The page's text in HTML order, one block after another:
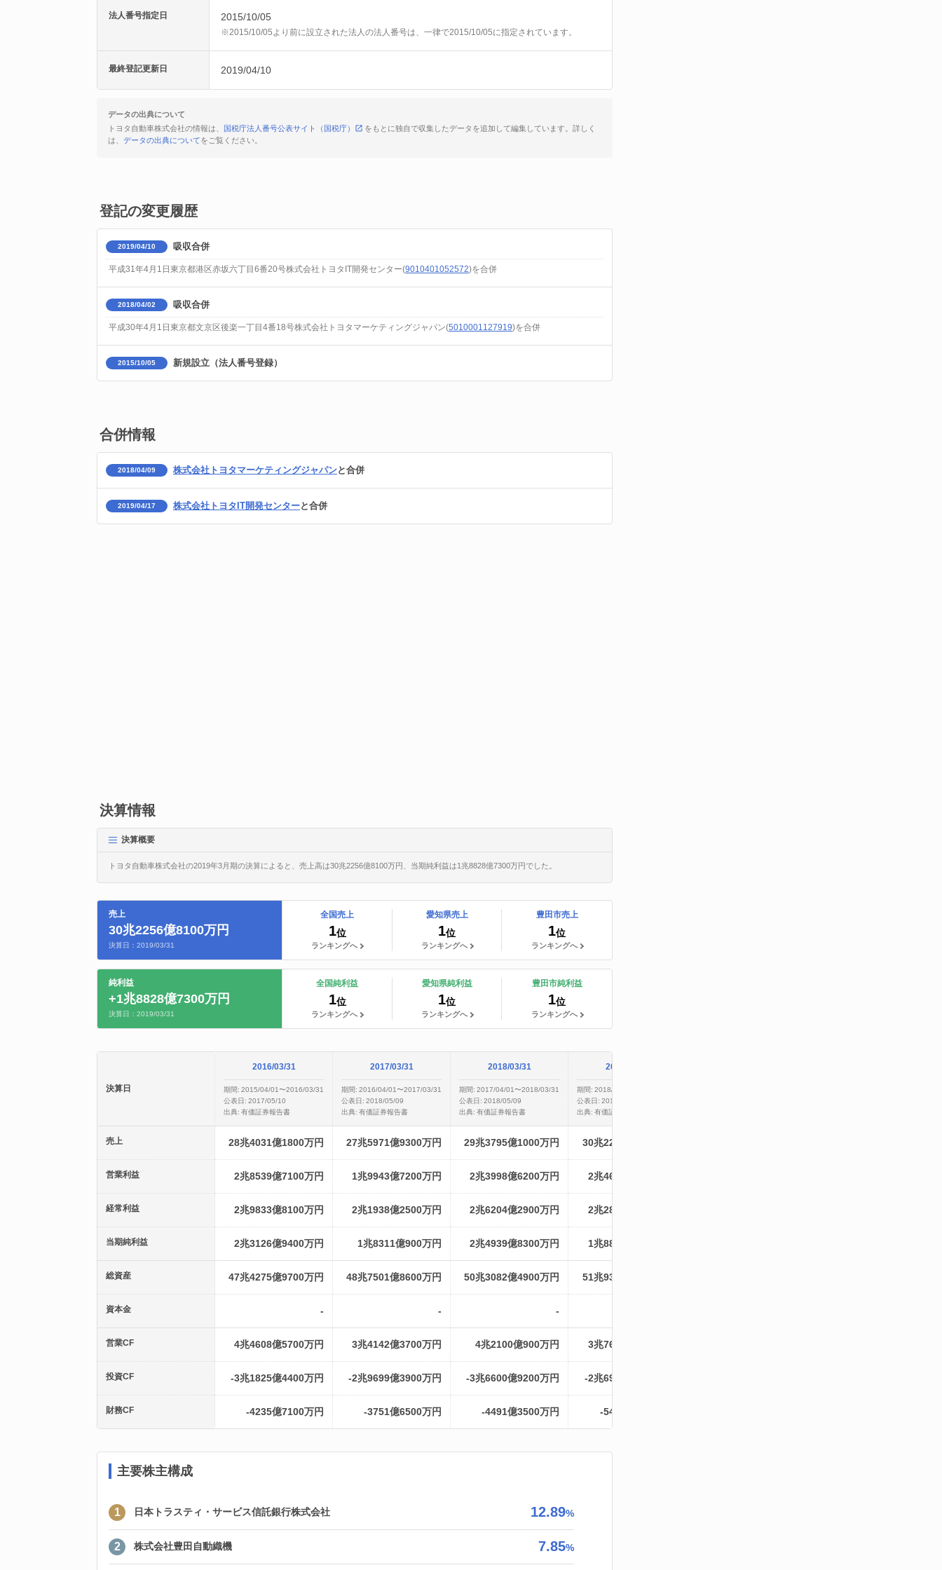
法人番号指定日 2015/10/05
※2015/10/05より前に設立された法人の法人番号は、一律で2015/10/05に指定されています。
最終登記更新日 2019/04/10
データの出典について
トヨタ自動車株式会社の情報は、
国税庁法人番号公表サイト（国税庁）
をもとに独自で収集したデータを追加して編集しています。詳しく
は、 データの出典についてをご覧ください。
登記の変更履歴
2019/04/10 吸収合併
平成31年4月1日東京都港区赤坂六丁目6番20号株式会社トヨタIT開発センター(9010401052572)を合併
2018/04/02 吸収合併
平成30年4月1日東京都文京区後楽一丁目4番18号株式会社トヨタマーケティングジャパン(5010001127919)を合併
2015/10/05 新規設立（法人番号登録）
合併情報
2018/04/09 株式会社トヨタマーケティングジャパンと合併
2019/04/17 株式会社トヨタIT開発センターと合併
決算情報
決算概要
トヨタ自動車株式会社の2019年3月期の決算によると、売上高は30兆2256億8100万円、当期純利益は1兆8828億7300万円でした。
売上
30兆2256億8100万円
決算日：2019/03/31
全国売上
1位
ランキングへ
愛知県売上
1位
ランキングへ
豊田市売上
1位
ランキングへ
純利益
+1兆8828億7300万円
決算日：2019/03/31
全国純利益
1位
ランキングへ
愛知県純利益
1位
ランキングへ
豊田市純利益
1位
ランキングへ
2016/03/31
期間: 2015/04/01〜2016/03/31
公表日: 2017/05/10
出典: 有価証券報告書
2017/03/31
期間: 2016/04/01〜2017/03/31
公表日: 2018/05/09
出典: 有価証券報告書
2018/03/31
期間: 2017/04/01〜2018/03/31
公表日: 2018/05/09
出典: 有価証券報告書
2019/03/31
期間: 2018/04/01〜2019/03/31
公表日: 2019/03/31
出典: 有価証券報告書
28兆4031億1800万円 27兆5971億9300万円 29兆3795億1000万円 30兆2256億8100万円
2兆8539億7100万円 1兆9943億7200万円 2兆3998億6200万円 2兆4675億4500万円
2兆9833億8100万円 2兆1938億2500万円 2兆6204億2900万円 2兆2854億6500万円
2兆3126億9400万円 1兆8311億900万円 2兆4939億8300万円 1兆8828億7300万円
47兆4275億9700万円 48兆7501億8600万円 50兆3082億4900万円 51兆9369億4900万円
- - -
4兆4608億5700万円 3兆4142億3700万円 4兆2100億900万円 3兆7665億9700万円
-3兆1825億4400万円 -2兆9699億3900万円 -3兆6600億9200万円 -2兆6972億4100万円
-4235億7100万円 -3751億6500万円 -4491億3500万円 -5408億3900万円
決算日
売上
営業利益
経常利益
当期純利益
総資産
資本金
営業CF
投資CF
財務CF
主要株主構成
1 日本トラスティ・サービス信託銀行株式会社 12.89%
2 株式会社豊田自動織機 7.85%